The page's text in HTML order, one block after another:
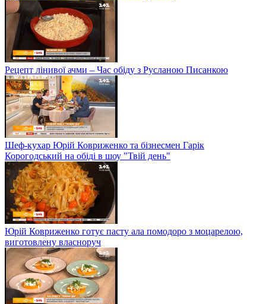
Рецепт лінивої ачми – Час обіду з Русланою Писанкою
Шеф-кухар Юрій Ковриженко та бізнесмен Гарік
Корогодський на обіді в шоу "Твій день"
Юрій Ковриженко готує пасту ала помодоро з моцарелою,
виготовлену власноруч